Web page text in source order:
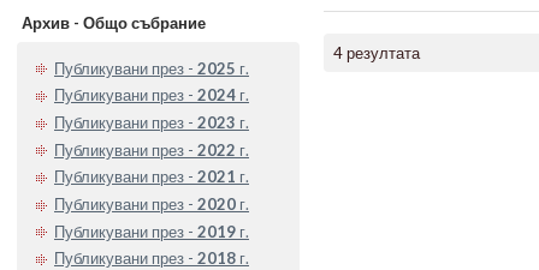
Архив - Общо събрание
Публикувани през - 2025 г.
Публикувани през - 2024 г.
Публикувани през - 2023 г.
Публикувани през - 2022 г.
Публикувани през - 2021 г.
Публикувани през - 2020 г.
Публикувани през - 2019 г.
Публикувани през - 2018 г.
4 резултата